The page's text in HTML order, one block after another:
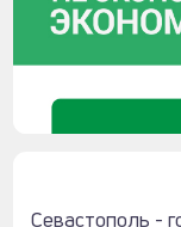
Севастополь -